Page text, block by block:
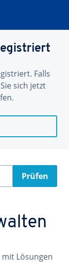
Falls
sich jetzt
Prüfen
mit Lösungen